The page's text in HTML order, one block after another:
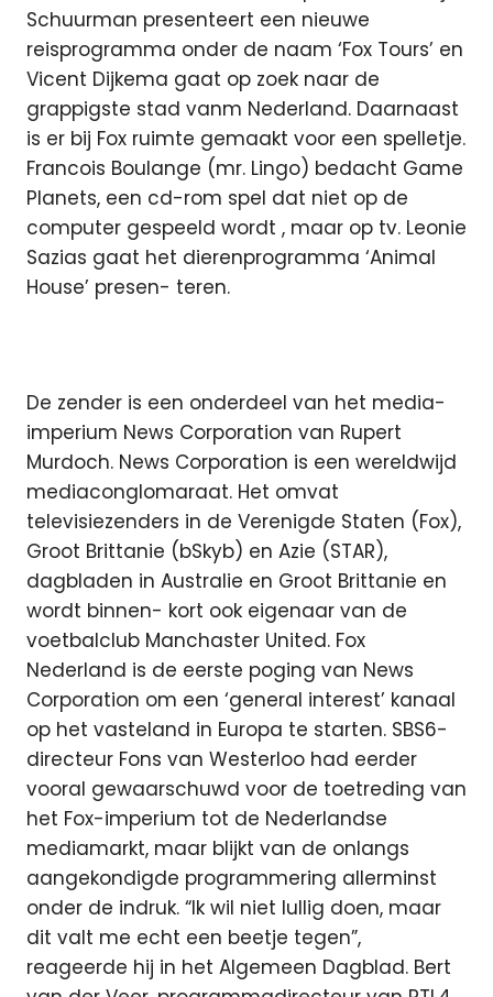
Schuurman presenteert een nieuwe
reisprogramma onder de naam ‘Fox Tours’ en
Vicent Dijkema gaat op zoek naar de
grappigste stad vanm Nederland. Daarnaast
is er bij Fox ruimte gemaakt voor een spelletje.
Francois Boulange (mr. Lingo) bedacht Game
Planets, een cd-rom spel dat niet op de
computer gespeeld wordt , maar op tv. Leonie
Sazias gaat het dierenprogramma ‘Animal
House’ presen- teren.
De zender is een onderdeel van het media-
imperium News Corporation van Rupert
Murdoch. News Corporation is een wereldwijd
mediaconglomaraat. Het omvat
televisiezenders in de Verenigde Staten (Fox),
Groot Brittanie (bSkyb) en Azie (STAR),
dagbladen in Australie en Groot Brittanie en
wordt binnen- kort ook eigenaar van de
voetbalclub Manchaster United. Fox
Nederland is de eerste poging van News
Corporation om een ‘general interest’ kanaal
op het vasteland in Europa te starten. SBS6-
directeur Fons van Westerloo had eerder
vooral gewaarschuwd voor de toetreding van
het Fox-imperium tot de Nederlandse
mediamarkt, maar blijkt van de onlangs
aangekondigde programmering allerminst
onder de indruk. “Ik wil niet lullig doen, maar
dit valt me echt een beetje tegen”,
reageerde hij in het Algemeen Dagblad. Bert